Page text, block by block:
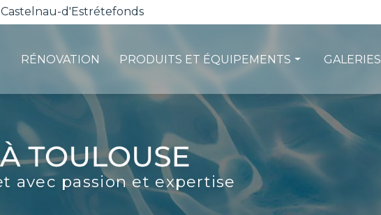
d'Estrétefonds
RÉNOVATION PRODUITS ET ÉQUIPEMENTS
Les pompes à chaleur
La filtration
Les robots piscines
Volets et sécurité
La stérilisation
GALERIES
avec passion et expertise